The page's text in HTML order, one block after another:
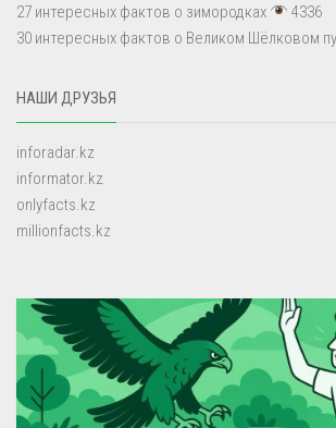
27 интересных фактов о зимородках
4336
30 интересных фактов о Великом Шёлковом
НАШИ ДРУЗЬЯ
inforadar.kz
informator.kz
onlyfacts.kz
millionfacts.kz